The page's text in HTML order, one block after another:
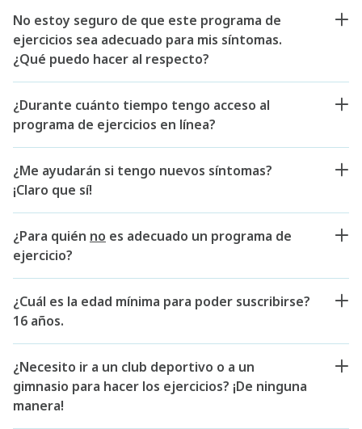
No estoy seguro de que este programa de
ejercicios sea adecuado para mis síntomas.
¿Qué puedo hacer al respecto?
¿Durante cuánto tiempo tengo acceso al
programa de ejercicios en línea?
¿Me ayudarán si tengo nuevos síntomas?
¡Claro que sí!
¿Para quién no es adecuado un programa de
ejercicio?
¿Cuál es la edad mínima para poder suscribirse?
16 años.
¿Necesito ir a un club deportivo o a un
gimnasio para hacer los ejercicios? ¡De ninguna
manera!